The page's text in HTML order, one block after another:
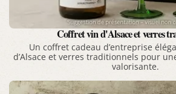
Coffret vin d'Alsace et verres
Un coffret cadeau d’entreprise
d’Alsace et verres traditionnels pour
valorisante.